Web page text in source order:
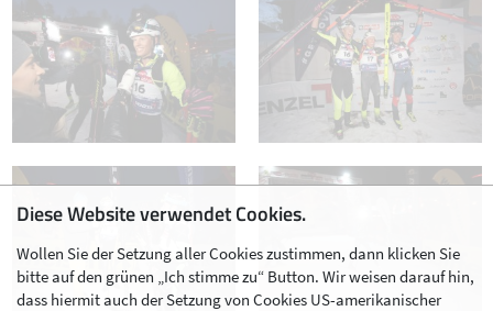
Diese Website verwendet Cookies.
Wollen Sie der Setzung aller Cookies zustimmen, dann klicken Sie
bitte auf den grünen „Ich stimme zu“ Button. Wir weisen darauf hin,
dass hiermit auch der Setzung von Cookies US-amerikanischer